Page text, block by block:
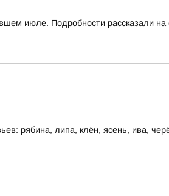
июле. Подробности рассказали на
рябина, липа, клён, ясень, ива,